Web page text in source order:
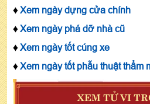
♦Xem ngày dựng cửa chính
♦Xem ngày phá dỡ nhà cũ
♦Xem ngày tốt cúng xe
♦Xem ngày tốt phẫu thuật thẩm
XEM TỬ VI